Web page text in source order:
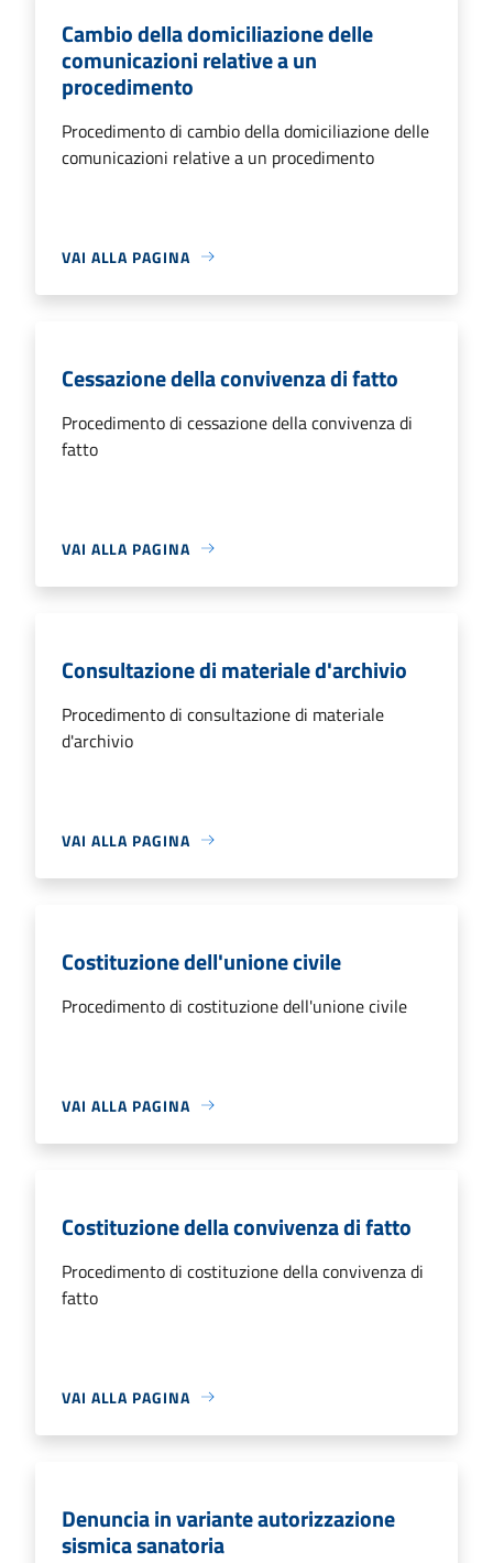
Cambio della domiciliazione delle
comunicazioni relative a un
procedimento
Procedimento di cambio della domiciliazione delle
comunicazioni relative a un procedimento
VAI ALLA PAGINA
Cessazione della convivenza di fatto
Procedimento di cessazione della convivenza di
fatto
VAI ALLA PAGINA
Consultazione di materiale d'archivio
Procedimento di consultazione di materiale
d'archivio
VAI ALLA PAGINA
Costituzione dell'unione civile
Procedimento di costituzione dell'unione civile
VAI ALLA PAGINA
Costituzione della convivenza di fatto
Procedimento di costituzione della convivenza di
fatto
VAI ALLA PAGINA
Denuncia in variante autorizzazione
sismica sanatoria